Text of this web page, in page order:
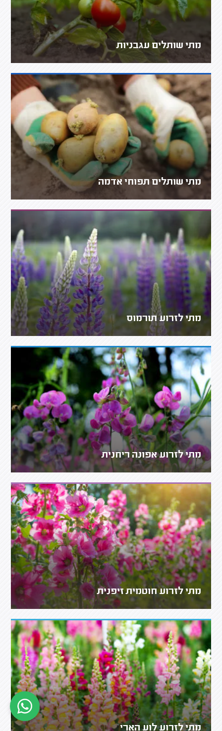
מתי שותלים עגבניות
מתי שותלים תפוחי אדמה
מתי לזרוע תורמוס
מתי לזרוע אפונה ריחנית
מתי לזרוע חוטמית זיפנית
מתי לזרוע לוע הארי